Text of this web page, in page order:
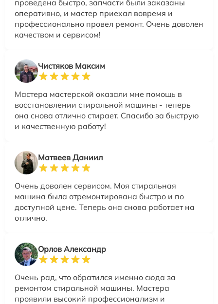
проведена быстро, запчасти были заказаны
оперативно, и мастер приехал вовремя и
профессионально провел ремонт. Очень доволен
качеством и сервисом!
Чистяков Максим
Мастера мастерской оказали мне помощь в
восстановлении стиральной машины - теперь
она снова отлично стирает. Спасибо за быструю
и качественную работу!
Матвеев Даниил
Очень доволен сервисом. Моя стиральная
машина была отремонтирована быстро и по
доступной цене. Теперь она снова работает на
отлично.
Орлов Александр
Очень рад, что обратился именно сюда за
ремонтом стиральной машины. Мастера
проявили высокий профессионализм и